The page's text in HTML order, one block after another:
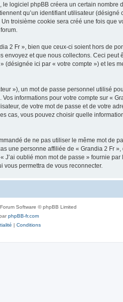
logiciel phpBB créera un certain
qu’un identifiant utilisateur
troisième cookie sera créé une fois que
2 Fr », bien que ceux-ci soient hors de
et que nous collectons. Ceci peut
ici par « votre compte ») et les
»), un mot de passe personnel utilisé
informations pour votre compte sur «
de votre mot de passe et de votre
cas, vous pouvez choisir quelle
de ne pas utiliser le même mot de
une personne affiliée de « Grandia 2 Fr
oublié mon mot de passe » fournie
vous permettra de vous reconnecter.
Software © phpBB Limited
phpBB-fr.com
| Conditions